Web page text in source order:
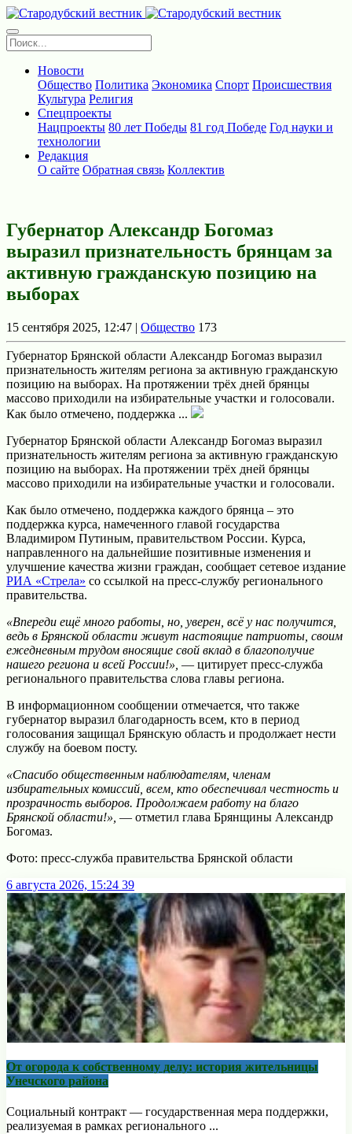
Новости
Общество Политика Экономика Спорт Происшествия
Культура Религия
Спецпроекты
Нацпроекты 80 лет Победы 81 год Победе Год науки и
технологии
Редакция
О сайте Обратная связь Коллектив
Губернатор Александр Богомаз
выразил признательность брянцам за
активную гражданскую позицию на
выборах
15 сентября 2025, 12:47 | Общество 173
Губернатор Брянской области Александр Богомаз выразил
признательность жителям региона за активную гражданскую
позицию на выборах. На протяжении трёх дней брянцы
массово приходили на избирательные участки и голосовали.
Как было отмечено, поддержка ...
Губернатор Брянской области Александр Богомаз выразил
признательность жителям региона за активную гражданскую
позицию на выборах. На протяжении трёх дней брянцы
массово приходили на избирательные участки и голосовали.
Как было отмечено, поддержка каждого брянца – это
поддержка курса, намеченного главой государства
Владимиром Путиным, правительством России. Курса,
направленного на дальнейшие позитивные изменения и
улучшение качества жизни граждан, сообщает сетевое издание
РИА «Стрела» со ссылкой на пресс-службу регионального
правительства.
«Впереди ещё много работы, но, уверен, всё у нас получится,
ведь в Брянской области живут настоящие патриоты, своим
ежедневным трудом вносящие свой вклад в благополучие
нашего региона и всей России!», — цитирует пресс-служба
регионального правительства слова главы региона.
В информационном сообщении отмечается, что также
губернатор выразил благодарность всем, кто в период
голосования защищал Брянскую область и продолжает нести
службу на боевом посту.
«Спасибо общественным наблюдателям, членам
избирательных комиссий, всем, кто обеспечивал честность и
прозрачность выборов. Продолжаем работу на благо
Брянской области!», — отметил глава Брянщины Александр
Богомаз.
Фото: пресс-служба правительства Брянской области
6 августа 2026, 15:24 39
От огорода к собственному делу: история жительницы
Унечского района
Социальный контракт — государственная мера поддержки,
реализуемая в рамках регионального ...